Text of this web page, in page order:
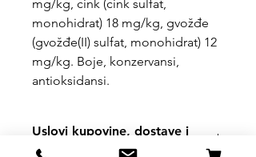
mg/kg, cink (cink sulfat,
monohidrat) 18 mg/kg, gvožđe
(gvožđe(II) sulfat, monohidrat) 12
mg/kg. Boje, konzervansi,
antioksidansi.
Uslovi kupovine, dostave i
povrata robe